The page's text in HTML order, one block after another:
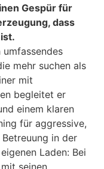
Gespür für
dass
mehr suchen als
mit
begleitet er
einem klaren
für aggressive,
in der
Laden: Bei
seinen